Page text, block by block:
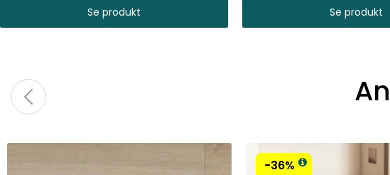
Se produkt Se produkt
-36%